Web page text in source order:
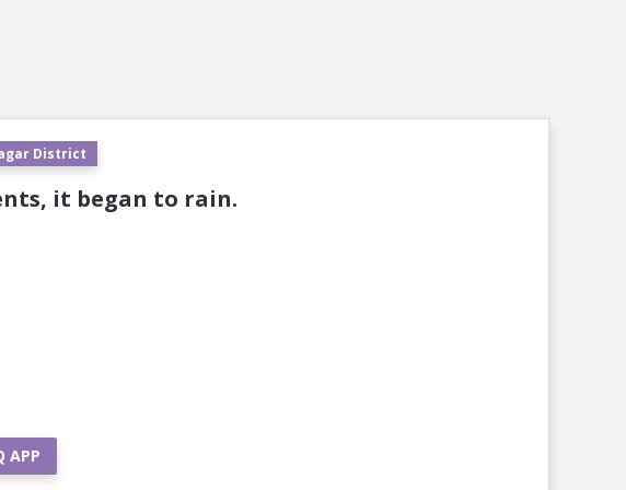
District
it began to rain.
APP